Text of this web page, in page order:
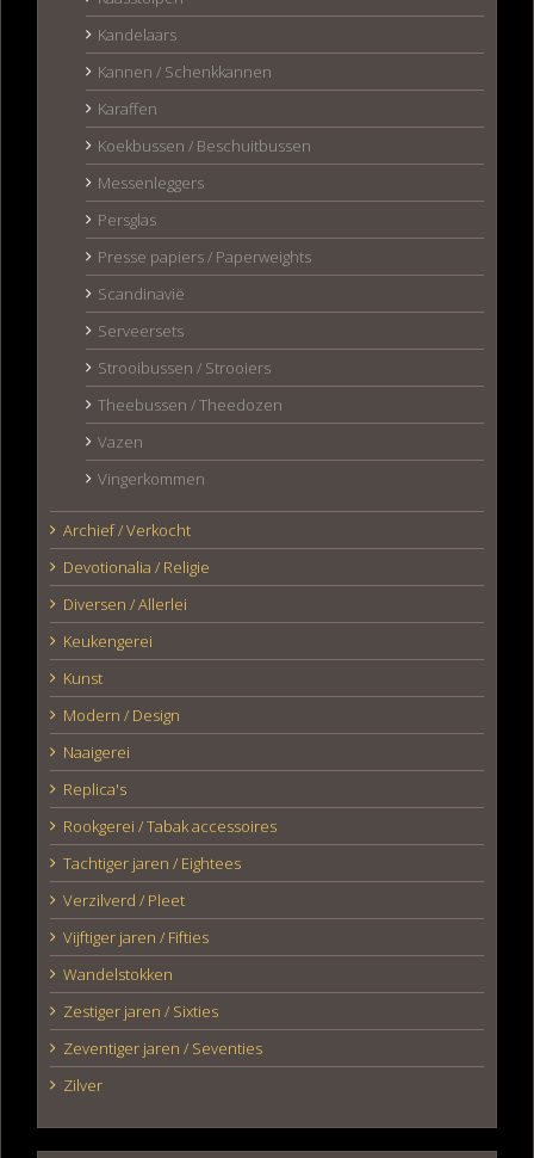
Kandelaars
Kannen / Schenkkannen
Karaffen
Koekbussen / Beschuitbussen
Messenleggers
Persglas
Presse papiers / Paperweights
Scandinavië
Serveersets
Strooibussen / Strooiers
Theebussen / Theedozen
Vazen
Vingerkommen
Archief / Verkocht
Devotionalia / Religie
Diversen / Allerlei
Keukengerei
Kunst
Modern / Design
Naaigerei
Replica's
Rookgerei / Tabak accessoires
Tachtiger jaren / Eightees
Verzilverd / Pleet
Vijftiger jaren / Fifties
Wandelstokken
Zestiger jaren / Sixties
Zeventiger jaren / Seventies
Zilver